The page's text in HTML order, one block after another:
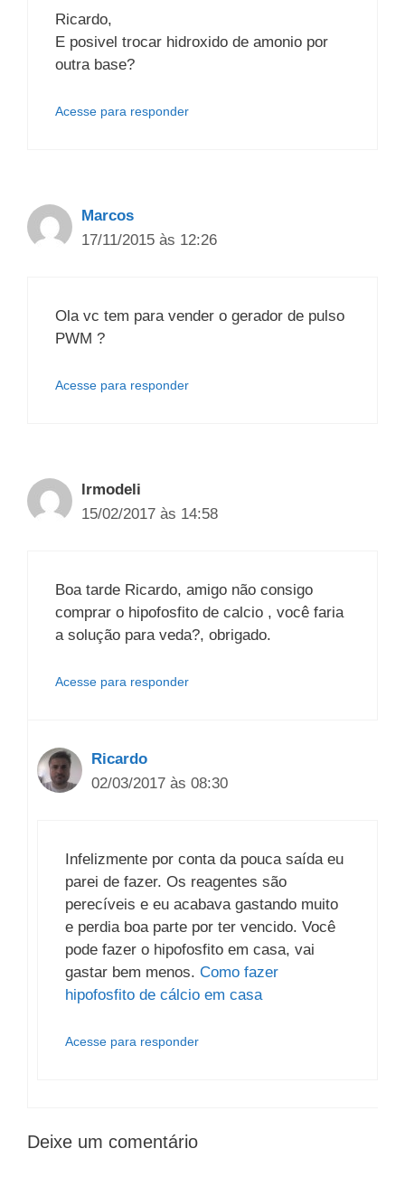
Ricardo,
E posivel trocar hidroxido de amonio por
outra base?
Acesse para responder
Marcos
17/11/2015 às 12:26
Ola vc tem para vender o gerador de pulso
PWM ?
Acesse para responder
lrmodeli
15/02/2017 às 14:58
Boa tarde Ricardo, amigo não consigo
comprar o hipofosfito de calcio , você faria
a solução para veda?, obrigado.
Acesse para responder
Ricardo
02/03/2017 às 08:30
Infelizmente por conta da pouca saída eu
parei de fazer. Os reagentes são
perecíveis e eu acabava gastando muito
e perdia boa parte por ter vencido. Você
pode fazer o hipofosfito em casa, vai
gastar bem menos. Como fazer
hipofosfito de cálcio em casa
Acesse para responder
Deixe um comentário